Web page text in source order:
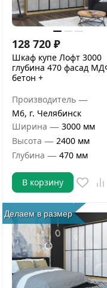
128 720 ₽
Шкаф купе Лофт 3000
глубина 470 фасад
бетон +
Производитель —
М6, г. Челябинск
Ширина — 3000 мм
Высота — 2400 мм
Глубина — 470 мм
В корзину
Делаем в размер